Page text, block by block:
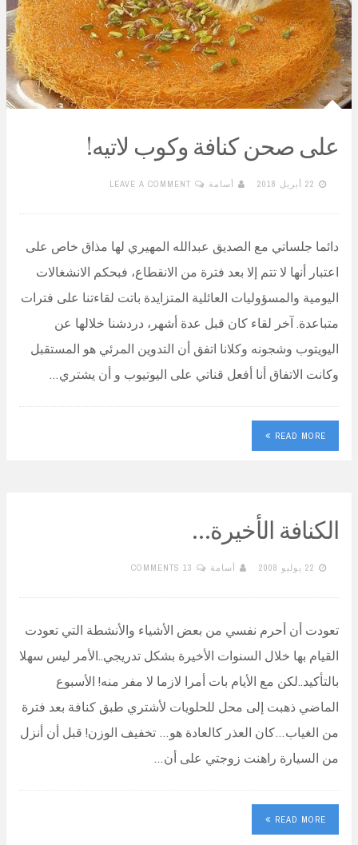
على صحن كنافة وكوب لاتيه!
22 أبريل 2018 أسامة LEAVE A COMMENT
دائما جلساتي مع الصديق عبدالله المهيري لها مذاق خاص على
اعتبار أنها لا تتم إلا بعد فترة من الانقطاع، فبحكم الانشغالات
اليومية والمسؤوليات العائلية المتزايدة باتت لقاءتنا على فترات
متباعدة. آخر لقاء كان قبل عدة أشهر، دردشنا خلالها عن
اليويتوب وشجونه وكلانا اتفق أن التدوين المرئي هو المستقبل
وكانت الاتفاق أنا أفعل قناتي على اليوتيوب و أن يشتري…
READ MORE
الكنافة الأخيرة…
22 يوليو 2008 أسامة 13 COMMENTS
تعودت أن أحرم نفسي من بعض الأشياء والأنشطة التي تعودت
القيام بها خلال السنوات الأخيرة بشكل تدريجي..الأمر ليس سهلا
بالتأكيد..لكن مع الأيام بات أمرا لازما لا مفر منه! الأسبوع
الماضي ذهبت إلى محل للحلويات لأشتري طبق كنافة بعد فترة
من الغياب…كان العذر كالعادة هو… تخفيف الوزن! قبل أن أنزل
من السيارة راهنت زوجتي على أن…
READ MORE